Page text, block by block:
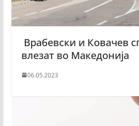
Врабевски и Ковачев
влезат во Македонија
06.05.2023